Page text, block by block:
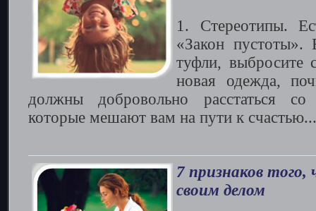
1. Стереотипы.
«Закон
туфли, выбросите
новая одежда,
должны добровольно расстаться со
которые мешают вам на пути к счастью...
7 признаков
своим делом